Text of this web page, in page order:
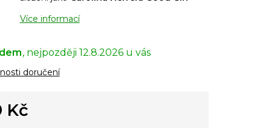
Více informací
12.8.2026
doručení
Kč